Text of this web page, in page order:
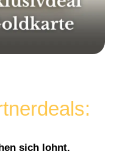
sich lohnt.